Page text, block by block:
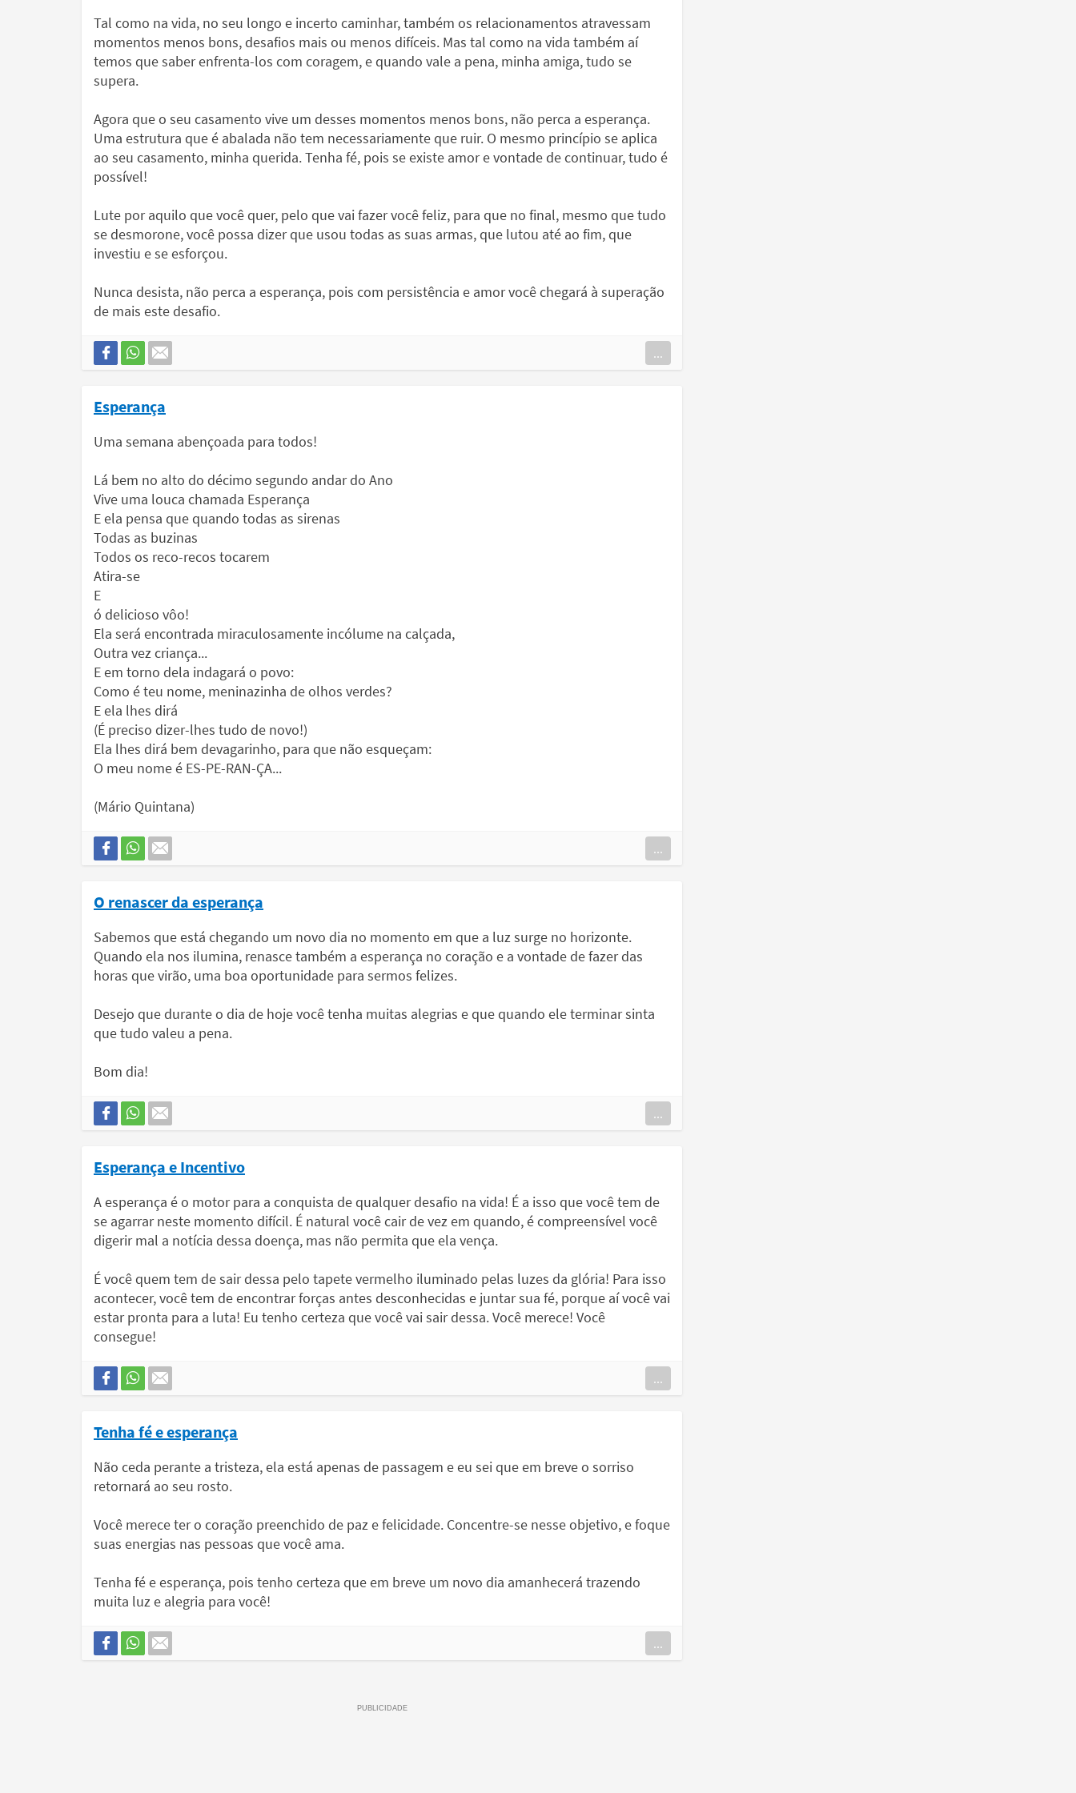
Tal como na vida, no seu longo e incerto caminhar, também os relacionamentos atravessam
momentos menos bons, desafios mais ou menos difíceis. Mas tal como na vida também aí
temos que saber enfrenta-los com coragem, e quando vale a pena, minha amiga, tudo se
supera.
Agora que o seu casamento vive um desses momentos menos bons, não perca a esperança.
Uma estrutura que é abalada não tem necessariamente que ruir. O mesmo princípio se aplica
ao seu casamento, minha querida. Tenha fé, pois se existe amor e vontade de continuar, tudo é
possível!
Lute por aquilo que você quer, pelo que vai fazer você feliz, para que no final, mesmo que tudo
se desmorone, você possa dizer que usou todas as suas armas, que lutou até ao fim, que
investiu e se esforçou.
Nunca desista, não perca a esperança, pois com persistência e amor você chegará à superação
de mais este desafio.
...
Esperança
Uma semana abençoada para todos!
Lá bem no alto do décimo segundo andar do Ano
Vive uma louca chamada Esperança
E ela pensa que quando todas as sirenas
Todas as buzinas
Todos os reco-recos tocarem
Atira-se
E
ó delicioso vôo!
Ela será encontrada miraculosamente incólume na calçada,
Outra vez criança...
E em torno dela indagará o povo:
Como é teu nome, meninazinha de olhos verdes?
E ela lhes dirá
(É preciso dizer-lhes tudo de novo!)
Ela lhes dirá bem devagarinho, para que não esqueçam:
O meu nome é ES-PE-RAN-ÇA...
(Mário Quintana)
...
O renascer da esperança
Sabemos que está chegando um novo dia no momento em que a luz surge no horizonte.
Quando ela nos ilumina, renasce também a esperança no coração e a vontade de fazer das
horas que virão, uma boa oportunidade para sermos felizes.
Desejo que durante o dia de hoje você tenha muitas alegrias e que quando ele terminar sinta
que tudo valeu a pena.
Bom dia!
...
Esperança e Incentivo
A esperança é o motor para a conquista de qualquer desafio na vida! É a isso que você tem de
se agarrar neste momento difícil. É natural você cair de vez em quando, é compreensível você
digerir mal a notícia dessa doença, mas não permita que ela vença.
É você quem tem de sair dessa pelo tapete vermelho iluminado pelas luzes da glória! Para isso
acontecer, você tem de encontrar forças antes desconhecidas e juntar sua fé, porque aí você vai
estar pronta para a luta! Eu tenho certeza que você vai sair dessa. Você merece! Você
consegue!
...
Tenha fé e esperança
Não ceda perante a tristeza, ela está apenas de passagem e eu sei que em breve o sorriso
retornará ao seu rosto.
Você merece ter o coração preenchido de paz e felicidade. Concentre-se nesse objetivo, e foque
suas energias nas pessoas que você ama.
Tenha fé e esperança, pois tenho certeza que em breve um novo dia amanhecerá trazendo
muita luz e alegria para você!
...